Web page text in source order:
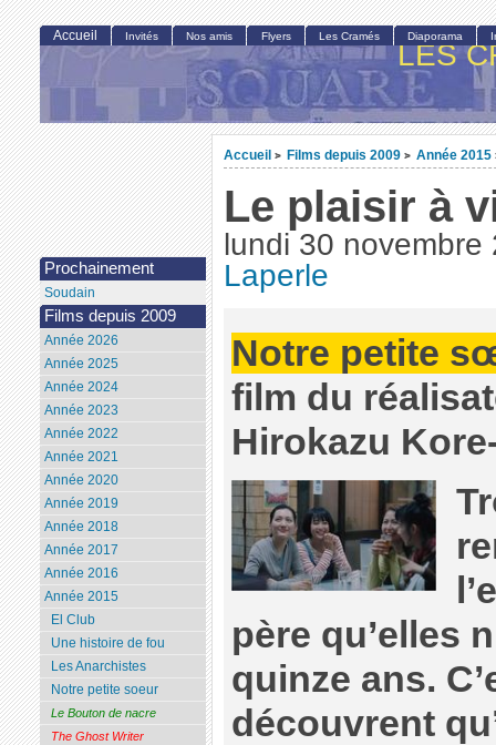
LES
Accueil > Films depuis 2009 > Année 2015
Le plaisir à
lundi 30 novembre
Laperle
Notre petite
film du
Hirokazu
père qu’elles
quinze ans.
découvrent
Accueil Invités Nos amis Flyers Les Cramés Diaporama
Prochainement
Soudain
Films depuis 2009
Année 2026
Année 2025
Année 2024
Année 2023
Année 2022
Année 2021
Année 2020
Année 2019
Année 2018
Année 2017
Année 2016
Année 2015
El Club
Une histoire de fou
Les Anarchistes
Notre petite soeur
Le Bouton de nacre
The Ghost Writer